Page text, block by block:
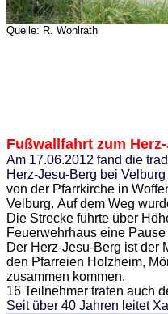
Quelle: R. Wohlrath
Fußwallfahrt zum
Am 17.06.2012 fand die
Herz-Jesu-Berg bei
von der Pfarrkirche in
Velburg. Auf dem Weg
Die Strecke führte über
Feuerwehrhaus eine
Der Herz-Jesu-Berg ist der
den Pfarreien Holzheim,
zusammen kommen.
16 Teilnehmer traten auch
Seit über 40 Jahren leitet